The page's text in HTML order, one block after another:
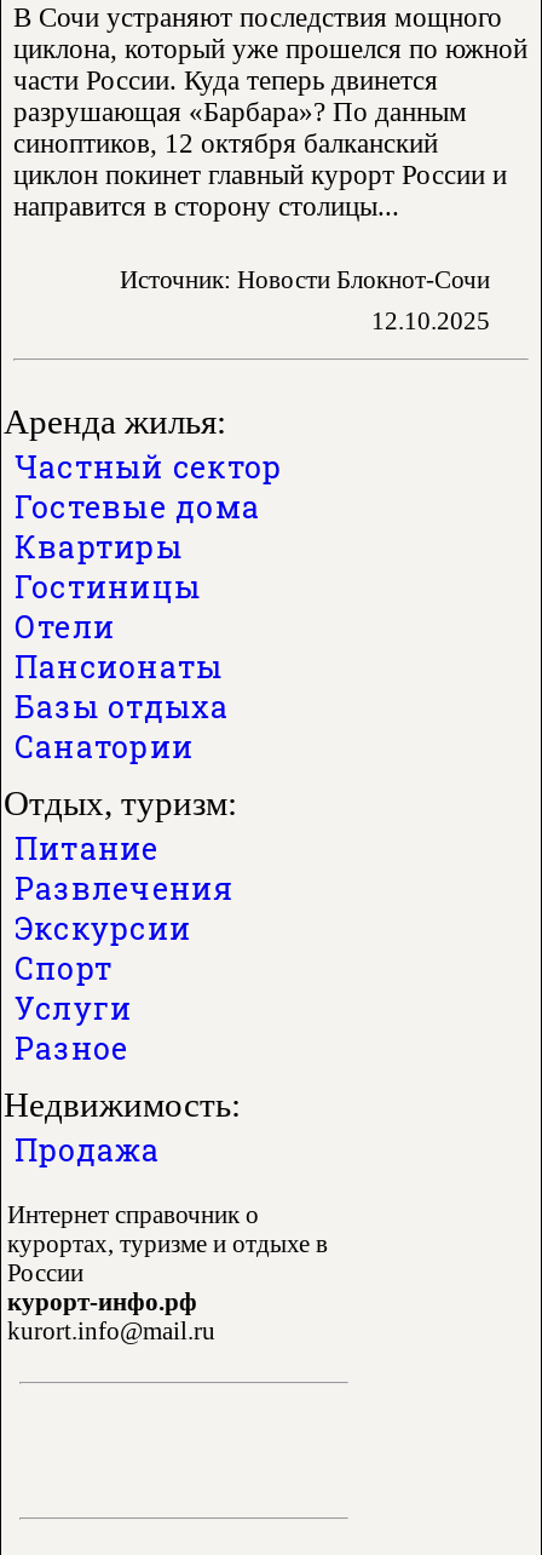
Аренда жилья:
Частный сектор
Гостевые дома
Квартиры
Гостиницы
Отели
Пансионаты
Базы отдыха
Санатории
Отдых, туризм:
Питание
Развлечения
Экскурсии
Спорт
Услуги
Разное
Недвижимость:
Продажа
Интернет справочник о
курортах, туризме и отдыхе в
России
курорт-инфо.рф
kurort.info@mail.ru
В Сочи устраняют последствия мощного
циклона, который уже прошелся по южной
части России. Куда теперь двинется
разрушающая «Барбара»? По данным
синоптиков, 12 октября балканский
циклон покинет главный курорт России и
направится в сторону столицы...
Источник: Новости Блокнот-Сочи
12.10.2025